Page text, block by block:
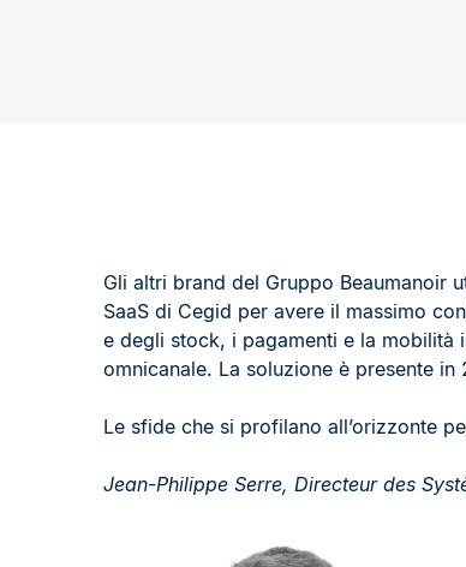
Gli altri brand del Gruppo Beaumanoir
SaaS di Cegid per avere il massimo
e degli stock, i pagamenti e la mobilità
omnicanale. La soluzione è presente
Le sfide che si profilano all’orizzonte
Jean-Philippe Serre, Directeur des